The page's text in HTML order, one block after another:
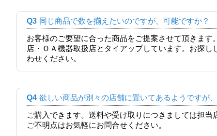
Q3 同じ商品で数を揃えたいのですが、可能ですか？
お客様のご要望に合った商品をご提案させて頂きま
店・ＯＡ機器取扱店とタイアップしています。お探
わせください。
Q4 欲しい商品が別々の店舗に置いてあるようですが
ご購入できます。送料や受け取りにつきましては担
ご不明点はお気軽にお問合せください。